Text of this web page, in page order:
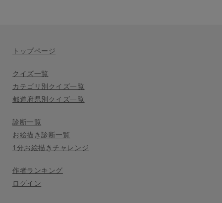
トップページ
クイズ一覧
カテゴリ別クイズ一覧
都道府県別クイズ一覧
診断一覧
お絵描き診断一覧
1分お絵描きチャレンジ
作者ランキング
ログイン